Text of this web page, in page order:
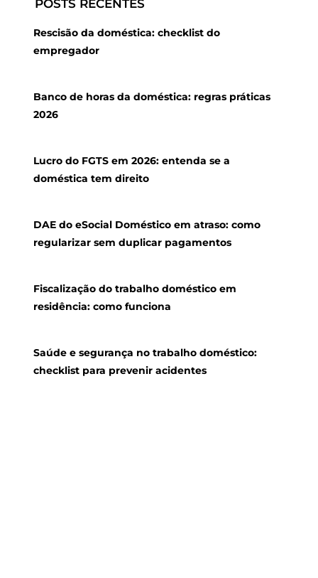
POSTS RECENTES
Rescisão da doméstica: checklist do
empregador
Banco de horas da doméstica: regras práticas
2026
Lucro do FGTS em 2026: entenda se a
doméstica tem direito
DAE do eSocial Doméstico em atraso: como
regularizar sem duplicar pagamentos
Fiscalização do trabalho doméstico em
residência: como funciona
Saúde e segurança no trabalho doméstico:
checklist para prevenir acidentes